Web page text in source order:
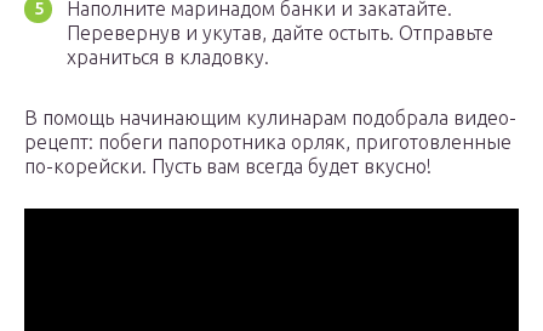
Наполните маринадом банки и закатайте.
Перевернув и укутав, дайте остыть. Отправьте
храниться в кладовку.
В помощь начинающим кулинарам подобрала видео-
рецепт: побеги папоротника орляк, приготовленные
по-корейски. Пусть вам всегда будет вкусно!